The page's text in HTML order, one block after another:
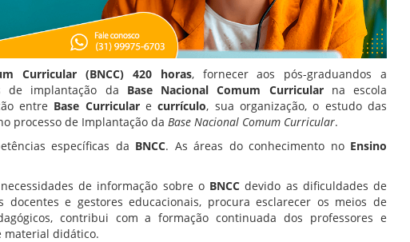
Curricular (BNCC) 420 horas, fornecer aos pós-graduandos a
de implantação da Base Nacional Comum Curricularna escola
entre Base Curricularecurrículo, sua organização, o estudo das
processo de Implantação da Base Nacional Comum Curricular.
específicas da BNCC. As áreas do conhecimento no Ensino
de informação sobre o BNCC devido as dificuldades de
e gestores educacionais, procura esclarecer os meios de
contribui com a formação continuada dos professores e
material didático.